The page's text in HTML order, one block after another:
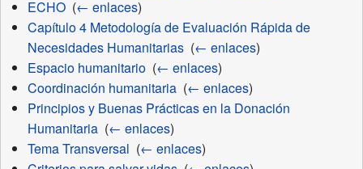
ECHO‎ (← enlaces)
Capítulo 4 Metodología de Evaluación Rápida de
Necesidades Humanitarias‎ (← enlaces)
Espacio humanitario‎ (← enlaces)
Coordinación humanitaria‎ (← enlaces)
Principios y Buenas Prácticas en la Donación
Humanitaria‎ (← enlaces)
Tema Transversal (← enlaces)